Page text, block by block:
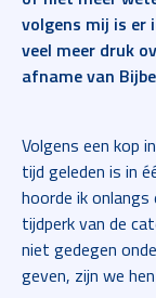
volgens mij is er
veel meer druk
afname van
Volgens een kop
tijd geleden is in
hoorde ik
tijdperk van de
niet gedegen
geven, zijn we